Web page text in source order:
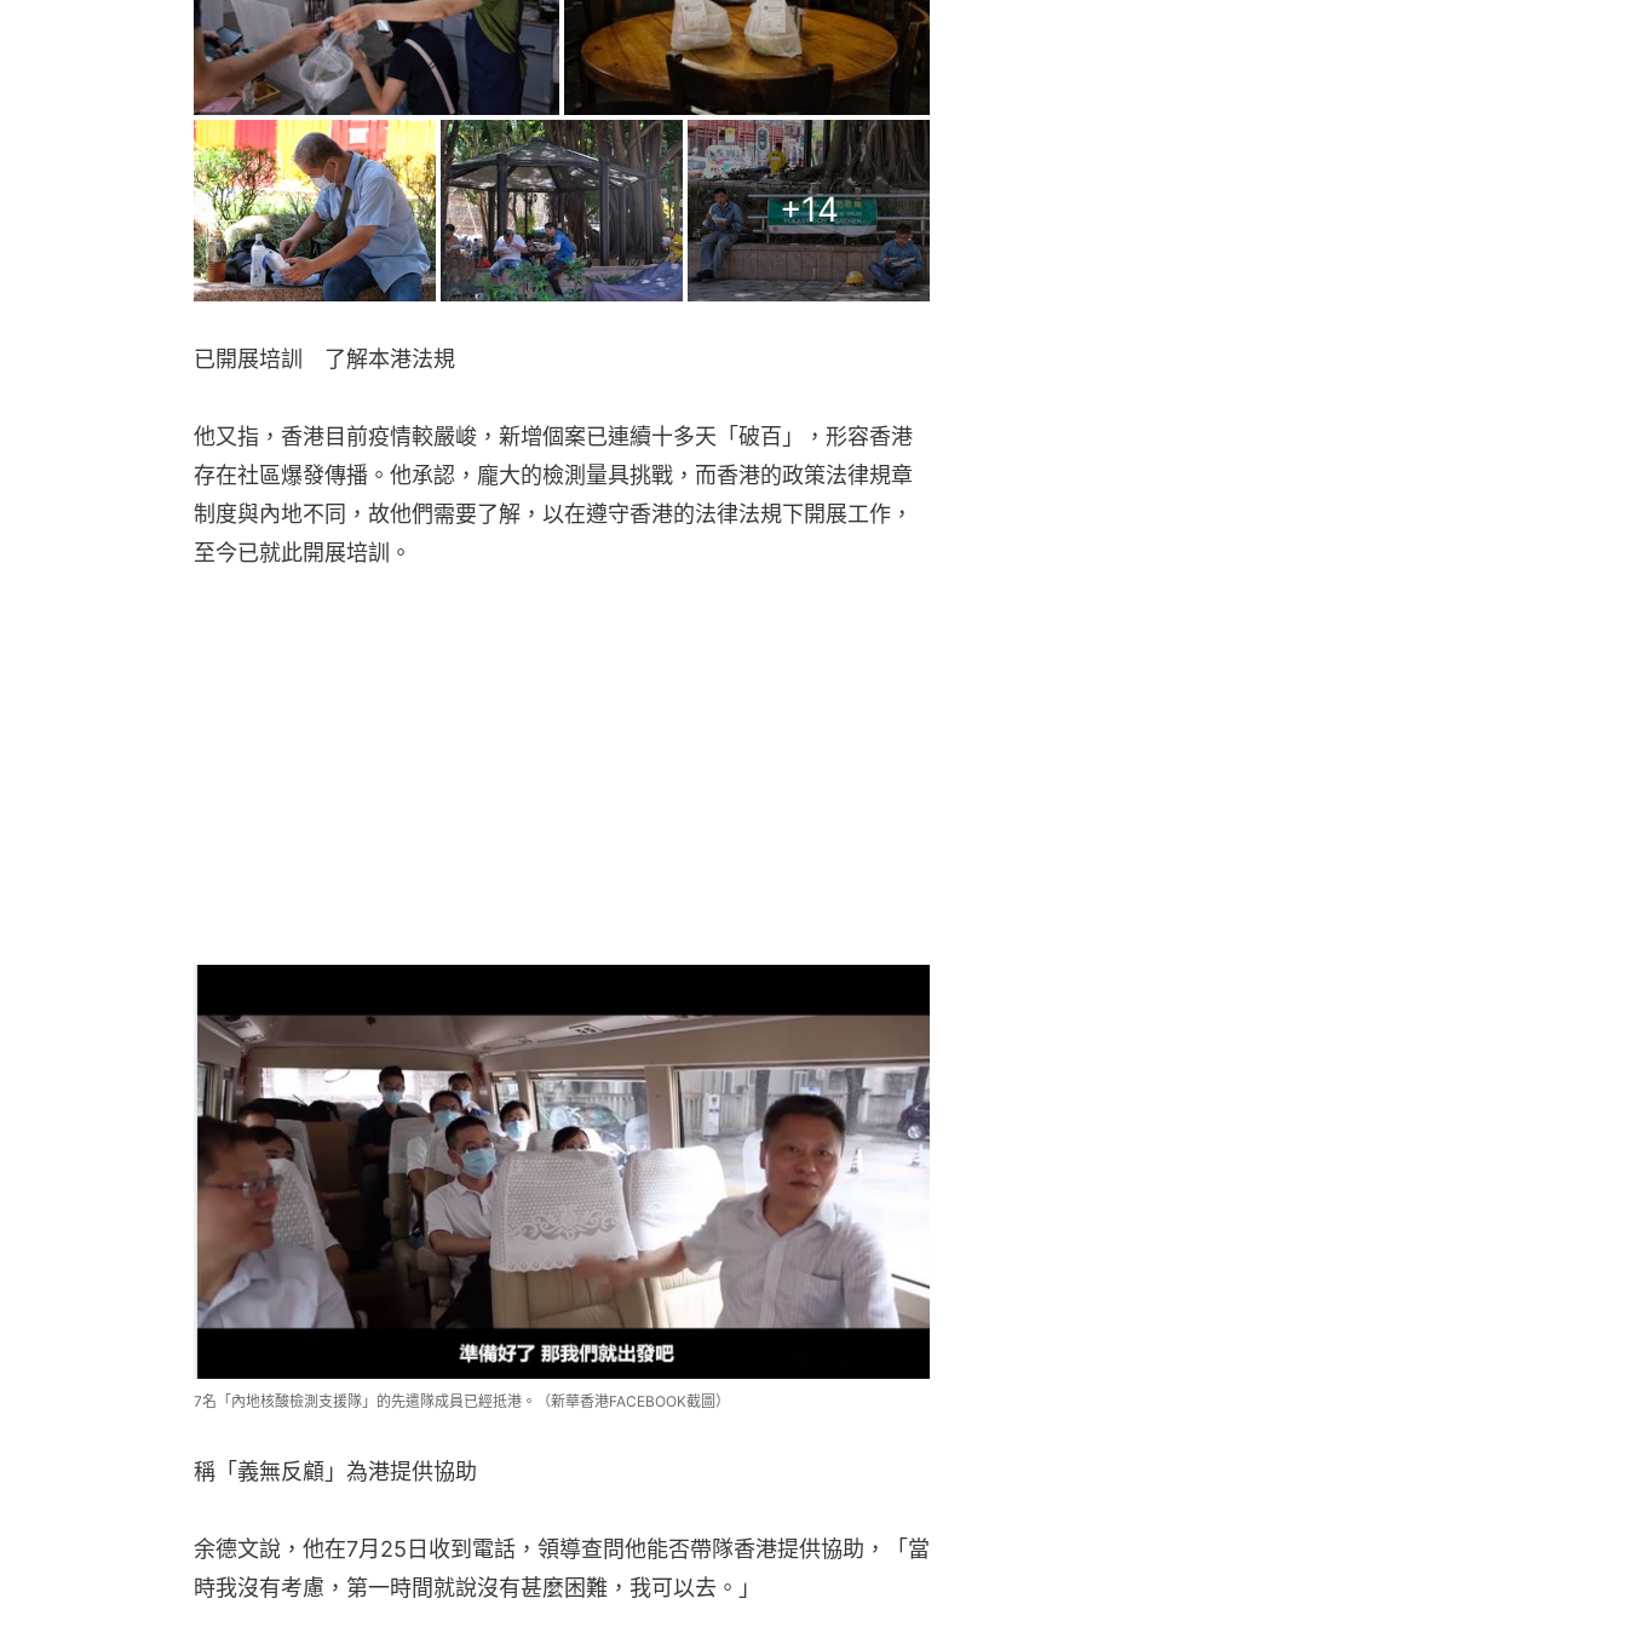
+14
已開展培訓　了解本港法規
他又指，香港目前疫情較嚴峻，新增個案已連續十多天「破百」，形容香港
存在社區爆發傳播。他承認，龐大的檢測量具挑戰，而香港的政策法律規章
制度與內地不同，故他們需要了解，以在遵守香港的法律法規下開展工作，
至今已就此開展培訓。
7名「內地核酸檢測支援隊」的先遣隊成員已經抵港。（新華香港FACEBOOK截圖）
稱「義無反顧」為港提供協助
余德文說，他在7月25日收到電話，領導查問他能否帶隊香港提供協助，「當
時我沒有考慮，第一時間就說沒有甚麼困難，我可以去。」